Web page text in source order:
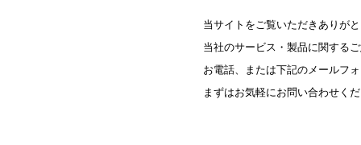
当サイトをご覧いただきありが
当社のサービス・製品に関する
お電話、または下記のメールフ
まずはお気軽にお問い合わせく